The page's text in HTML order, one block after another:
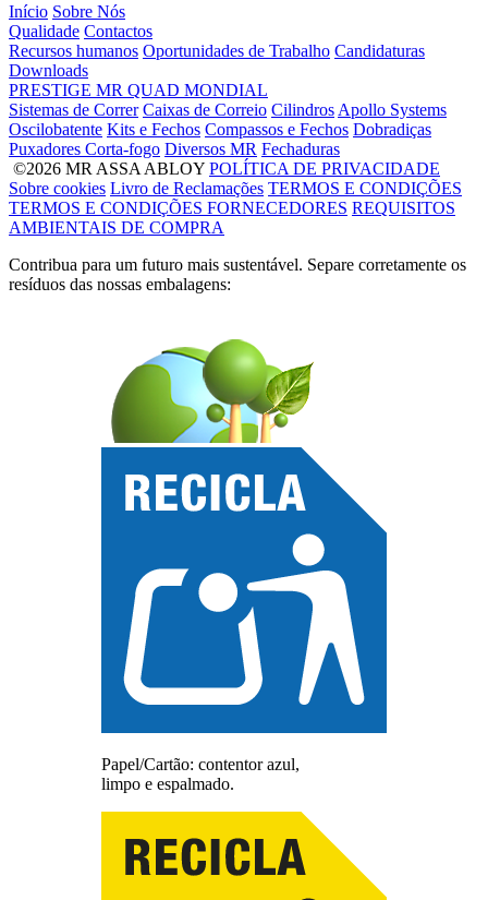
Início Sobre Nós
Qualidade Contactos
Recursos humanos Oportunidades de Trabalho Candidaturas
Downloads
PRESTIGE MR QUAD MONDIAL
Sistemas de Correr Caixas de Correio Cilindros Apollo Systems
Oscilobatente Kits e Fechos Compassos e Fechos Dobradiças
Puxadores Corta-fogo Diversos MR Fechaduras
©2026 MR ASSA ABLOY POLÍTICA DE PRIVACIDADE
Sobre cookies Livro de Reclamações TERMOS E CONDIÇÕES
TERMOS E CONDIÇÕES FORNECEDORES REQUISITOS
AMBIENTAIS DE COMPRA
Contribua para um futuro mais sustentável. Separe corretamente os
resíduos das nossas embalagens:
Papel/Cartão: contentor azul,
limpo e espalmado.